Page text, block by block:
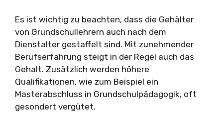
Es ist wichtig zu beachten, dass die Gehälter
von Grundschullehrern auch nach dem
Dienstalter gestaffelt sind. Mit zunehmender
Berufserfahrung steigt in der Regel auch das
Gehalt. Zusätzlich werden höhere
Qualifikationen, wie zum Beispiel ein
Masterabschluss in Grundschulpädagogik, oft
gesondert vergütet.